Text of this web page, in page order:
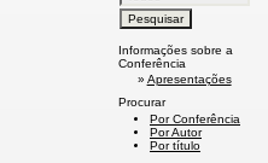
Informações sobre a
Conferência
» Apresentações
Procurar
Por Conferência
Por Autor
Por título